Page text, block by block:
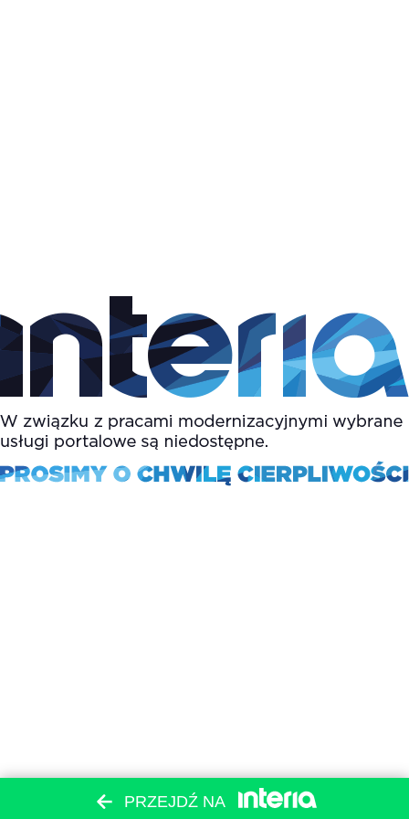
PRZEJDŹ NA